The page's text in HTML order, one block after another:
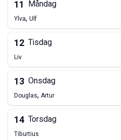
11 Måndag
Ylva, Ulf
12 Tisdag
Liv
13 Onsdag
Douglas, Artur
14 Torsdag
Tiburtius